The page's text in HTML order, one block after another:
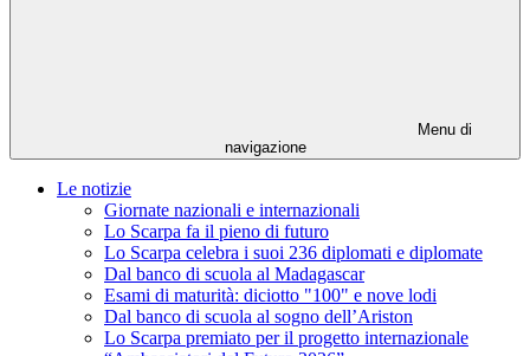
Menu di
navigazione
Le notizie
Giornate nazionali e internazionali
Lo Scarpa fa il pieno di futuro
Lo Scarpa celebra i suoi 236 diplomati e diplomate
Dal banco di scuola al Madagascar
Esami di maturità: diciotto "100" e nove lodi
Dal banco di scuola al sogno dell’Ariston
Lo Scarpa premiato per il progetto internazionale